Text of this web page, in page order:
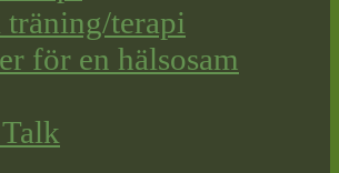
träning/terapi
för en hälsosam